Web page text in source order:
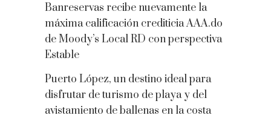
Banreservas recibe nuevamente la
máxima calificación crediticia AAA.do
de Moody’s Local RD con perspectiva
Estable
Puerto López, un destino ideal para
disfrutar de turismo de playa y del
avistamiento de ballenas en la costa